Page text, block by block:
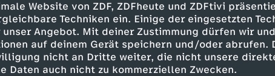
Website von ZDF, ZDFheute und ZDFtivi
Techniken ein. Einige der eingesetzten
Angebot. Mit deiner Zustimmung dürfen wir
auf deinem Gerät speichern und/oder abrufen.
nicht an Dritte weiter, die nicht unsere
Daten auch nicht zu kommerziellen Zwecken.
trotzdem wird das Bahnfahren
erhöht der Staatskonzern die
2,8 Prozent.